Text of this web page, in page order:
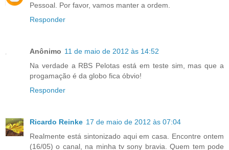
Pessoal. Por favor, vamos manter a ordem.
Responder
Anônimo 11 de maio de 2012 às 14:52
Na verdade a RBS Pelotas está em teste sim, mas que a
progamação é da globo fica óbvio!
Responder
Ricardo Reinke 17 de maio de 2012 às 07:04
Realmente está sintonizado aqui em casa. Encontre ontem
(16/05) o canal, na minha tv sony bravia. Quem tem pode